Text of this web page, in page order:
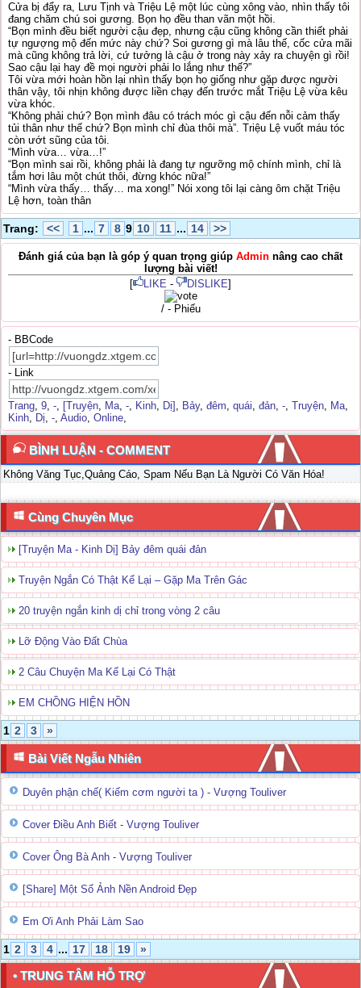
Cửa bị đẩy ra, Lưu Tịnh và Triệu Lệ một lúc cùng xông vào, nhìn thấy tôi
đang chăm chú soi gương. Bọn họ đều than vãn một hồi.
“Bọn mình đều biết người cậu đẹp, nhưng cậu cũng không cần thiết phải
tự ngượng mộ đến mức này chứ? Soi gương gì mà lâu thế, cốc cửa mãi
mà cũng không trả lời, cứ tưởng là cậu ở trong này xảy ra chuyện gì rồi!
Sao cậu lại hay đề mọi người phải lo lắng như thế?”
Tôi vừa mới hoàn hồn lại nhìn thấy bọn họ giống như gặp được người
thân vậy, tôi nhịn không được liền chạy đến trước mắt Triệu Lệ vừa kêu
vừa khóc.
“Không phải chứ? Bọn mình đâu có trách móc gì cậu đến nỗi cảm thấy
tủi thân như thế chứ? Bọn mình chỉ đùa thôi mà”. Triệu Lệ vuốt máu tóc
còn ướt sũng của tôi.
“Mình vừa… vừa…!”
“Bọn mình sai rồi, không phải là đang tự ngưỡng mộ chính mình, chỉ là
tắm hơi lâu một chút thôi, đừng khóc nữa!”
“Mình vừa thấy… thấy… ma xong!” Nói xong tôi lại càng ôm chặt Triệu
Lệ hơn, toàn thân
Trang: << 1 ... 7 8 9 10 11 ... 14 >>
Đánh giá của bạn là góp ý quan trọng giúp Admin nâng cao chất
lượng bài viết!
[
LIKE - DISLIKE]
/ - Phiếu
- BBCode
- Link
Trang, 9, -, [Truyện, Ma, -, Kinh, Dị] , Bảy, đêm, quái, đản, -, Truyện, Ma,
Kinh, Dị, -, Audio, Online,
BÌNH LUẬN - COMMENT
Không Văng Tục,Quảng Cáo, Spam Nếu Bạn Là Người Có Văn Hóa!
Cùng Chuyên Mục
[Truyện Ma - Kinh Dị] Bảy đêm quái đản
Truyện Ngắn Có Thật Kể Lại – Gặp Ma Trên Gác
20 truyện ngắn kinh dị chỉ trong vòng 2 câu
Lỡ Động Vào Đất Chùa
2 Câu Chuyện Ma Kể Lại Có Thật
EM CHỒNG HIỆN HỒN
1 2 3 »
Bài Viết Ngẫu Nhiên
Duyên phận chế( Kiếm cơm người ta ) - Vượng Touliver
Cover Điều Anh Biết - Vượng Touliver
Cover Ông Bà Anh - Vượng Touliver
[Share] Một Số Ảnh Nền Android Đẹp
Em Ơi Anh Phải Làm Sao
1 2 3 4 ... 17 18 19 »
• TRUNG TÂM HỖ TRỢ